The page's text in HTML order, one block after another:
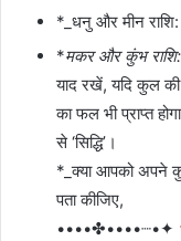
*_धनु और मीन राशि:
*मकर और कुंभ राशि:
याद रखें, यदि कुल
का फल भी प्राप्त
से ‘सिद्धि’।
*_क्या आपको अपने
पता कीजिए,
••••✤••••┈•✦